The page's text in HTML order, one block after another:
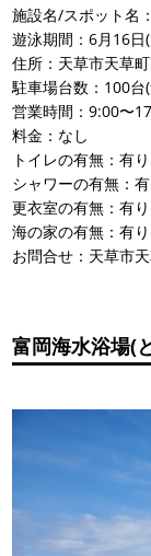
施設名/スポット名
遊泳期間：6月16日
住所：天草市天草
駐車場台数：100台
営業時間：9:00〜
料金：なし
トイレの有無：有り
シャワーの有無：有
更衣室の有無：有り
海の家の有無：有り
お問合せ：天草市
富岡海水浴場(